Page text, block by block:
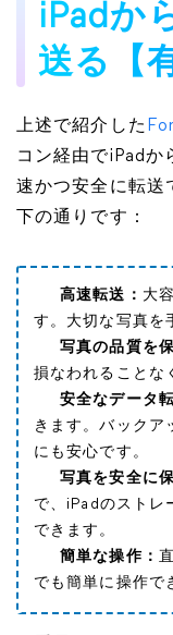
iPadか
送る【
上述で紹介した
コン経由でiPadか
速かつ安全に転送
下の通りです：
高速転送： 大
す。大切な写真を
写真の品質を
損なわれることな
安全なデータ転
きます。バックア
にも安心です。
写真を安全に保
で、iPadのストレ
できます。
簡単な操作：
でも簡単に操作で